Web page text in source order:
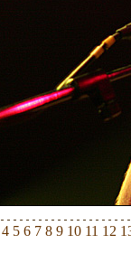
4 5 6 7 8 9 10 11 12